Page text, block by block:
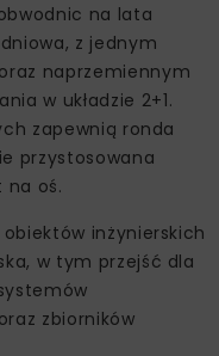
na lata
z jednym
naprzemiennym
w układzie 2+1.
zapewnią ronda
przystosowana
na oś.
inżynierskich
w tym przejść dla
zbiorników